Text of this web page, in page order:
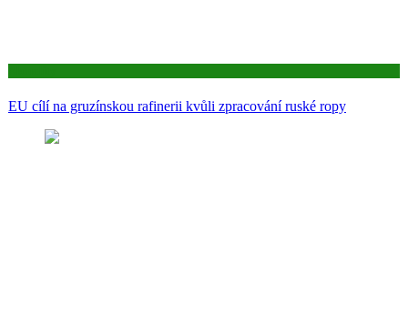
EU cílí na gruzínskou rafinerii kvůli zpracování ruské ropy